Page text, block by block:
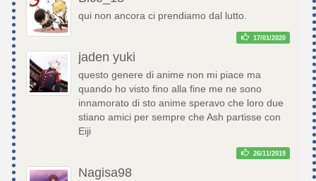
qui non ancora ci prendiamo dal lutto.
17/01/2020
jaden yuki
questo genere di anime non mi piace ma
quando ho visto fino alla fine me ne sono
innamorato di sto anime speravo che loro due
stiano amici per sempre che Ash partisse con
Eiji
26/11/2019
Nagisa98